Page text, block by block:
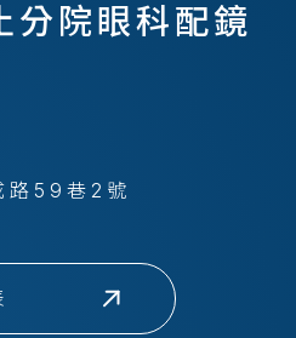
分院眼科配鏡
路59巷2號